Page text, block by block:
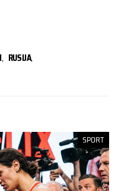
, RUSIJA,
SPORT